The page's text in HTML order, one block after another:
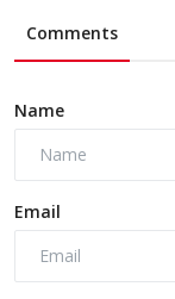
Comments
Name
Email